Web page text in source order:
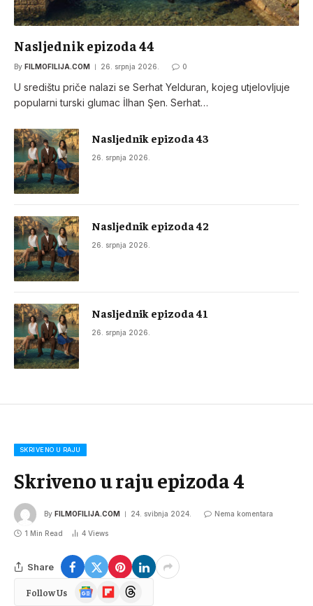
Nasljednik epizoda 44
By FILMOFILIJA.COM 26. srpnja 2026. 0
U središtu priče nalazi se Serhat Yelduran, kojeg utjelovljuje
popularni turski glumac İlhan Şen. Serhat…
Nasljednik epizoda 43
26. srpnja 2026.
Nasljednik epizoda 42
26. srpnja 2026.
Nasljednik epizoda 41
26. srpnja 2026.
SKRIVENO U RAJU
Skriveno u raju epizoda 4
By FILMOFILIJA.COM 24. svibnja 2024. Nema komentara
1 Min Read 4 Views
Share
Follow Us
GoogleFlipboardThreads